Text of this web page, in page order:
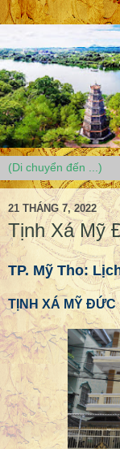
21 THÁNG 7, 2022
Tịnh Xá Mỹ
TP. Mỹ Tho:
TỊNH XÁ MỸ ĐỨC